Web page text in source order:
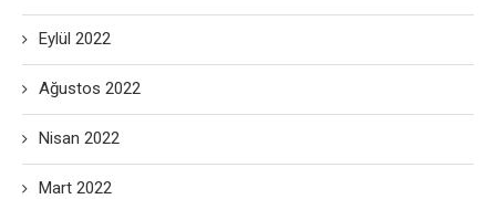
Eylül 2022
Ağustos 2022
Nisan 2022
Mart 2022